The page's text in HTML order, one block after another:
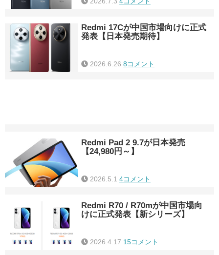
Redmi 17Cが中国市場向けに正式
発表【日本発売期待】
2026.6.26 8コメント
Redmi Pad 2 9.7が日本発売
【24,980円～】
2026.5.1 4コメント
Redmi R70 / R70mが中国市場向
けに正式発表【新シリーズ】
2026.4.17 15コメント